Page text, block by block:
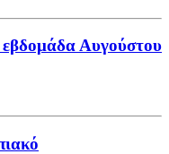
Αυγούστου